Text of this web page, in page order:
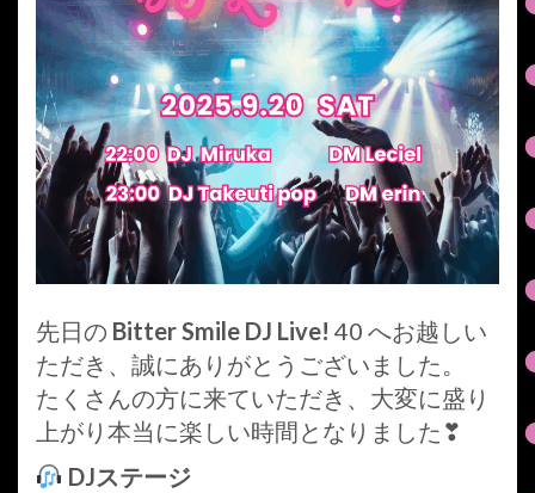
先日の Bitter Smile DJ Live! 40 へお越しい
ただき、誠にありがとうございました。
たくさんの方に来ていただき、大変に盛り
上がり本当に楽しい時間となりました❣
DJステージ